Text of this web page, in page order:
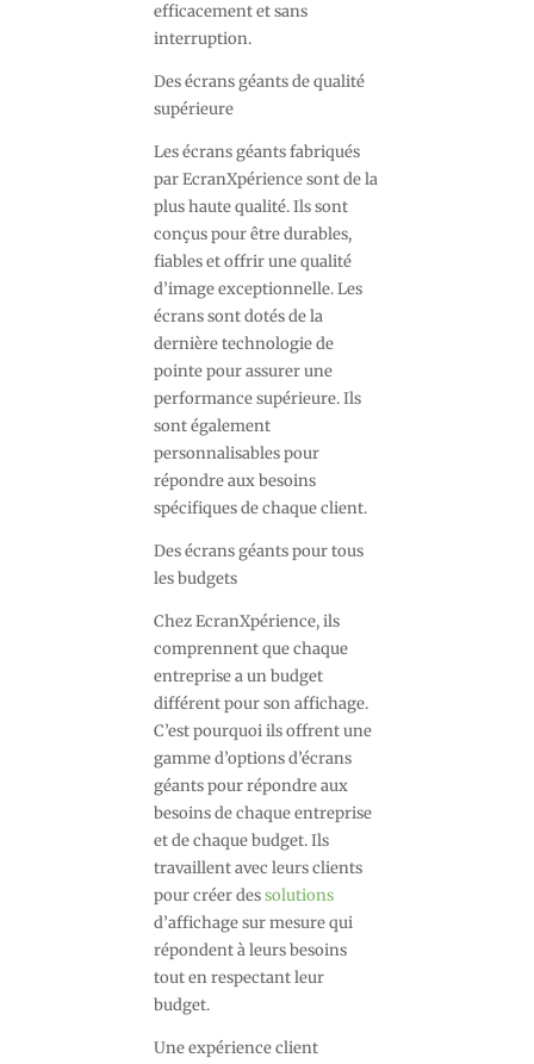
efficacement et sans
interruption.
Des écrans géants de qualité
supérieure
Les écrans géants fabriqués
par EcranXpérience sont de la
plus haute qualité. Ils sont
conçus pour être durables,
fiables et offrir une qualité
d’image exceptionnelle. Les
écrans sont dotés de la
dernière technologie de
pointe pour assurer une
performance supérieure. Ils
sont également
personnalisables pour
répondre aux besoins
spécifiques de chaque client.
Des écrans géants pour tous
les budgets
Chez EcranXpérience, ils
comprennent que chaque
entreprise a un budget
différent pour son affichage.
C’est pourquoi ils offrent une
gamme d’options d’écrans
géants pour répondre aux
besoins de chaque entreprise
et de chaque budget. Ils
travaillent avec leurs clients
pour créer dessolutions
d’affichage sur mesure qui
répondent à leurs besoins
tout en respectant leur
budget.
Une expérience client